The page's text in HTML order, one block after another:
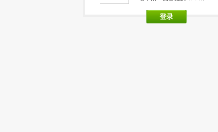
登录